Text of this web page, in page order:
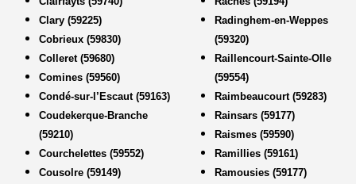
Clary (59225)
Cobrieux (59830)
Colleret (59680)
Comines (59560)
Condé-sur-l’Escaut (59163)
Coudekerque-Branche
(59210)
Courchelettes (59552)
Cousolre (59149)
Radinghem-en-Weppes
(59320)
Raillencourt-Sainte-Olle
(59554)
Raimbeaucourt (59283)
Rainsars (59177)
Raismes (59590)
Ramillies (59161)
Ramousies (59177)